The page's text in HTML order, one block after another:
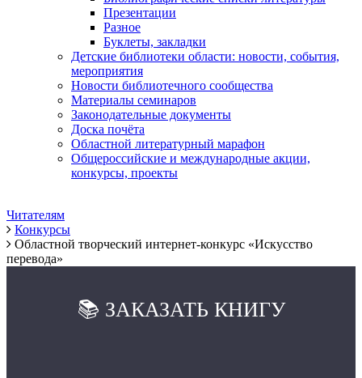
Презентации
Разное
Буклеты, закладки
Детские библиотеки области: новости, события,
мероприятия
Новости библиотечного сообщества
Материалы семинаров
Законодательные документы
Доска почёта
Областной литературный марафон
Общероссийские и международные акции,
конкурсы, проекты
Читателям
Конкурсы
Областной творческий интернет-конкурс «Искусство
перевода»
📚 ЗАКАЗАТЬ КНИГУ